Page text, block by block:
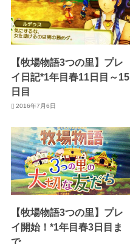
【牧場物語3つの里】プレ
イ日記*1年目春11日目～15
日目
2016年7月6日
【牧場物語3つの里】プレ
イ開始！*1年目春3日目ま
で